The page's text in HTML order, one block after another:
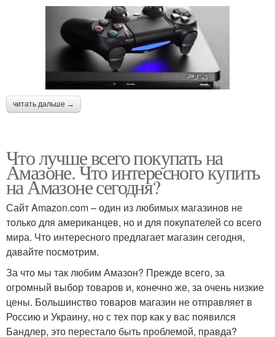
читать дальше →
Что лучше всего покупать на
Амазоне. Что интересного купить
на Амазоне сегодня?
Сайт Amazon.com – один из любимых магазинов не
только для американцев, но и для покупателей со всего
мира. Что интересного предлагает магазин сегодня,
давайте посмотрим.
За что мы так любим Амазон? Прежде всего, за
огромный выбор товаров и, конечно же, за очень низкие
цены. Большинство товаров магазин не отправляет в
Россию и Украину, но с тех пор как у вас появился
Бандлер, это перестало быть проблемой, правда?